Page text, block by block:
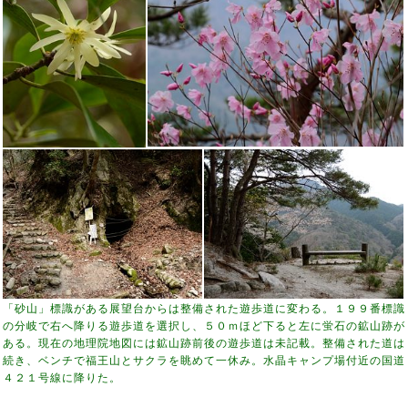
「砂山」標識がある展望台からは整備された遊歩道に変わる。１９９番標識
の分岐で右へ降りる遊歩道を選択し、５０ｍほど下ると左に蛍石の鉱山跡が
ある。現在の地理院地図には鉱山跡前後の遊歩道は未記載。整備された道は
続き、ベンチで福王山とサクラを眺めて一休み。水晶キャンプ場付近の国道
４２１号線に降りた。